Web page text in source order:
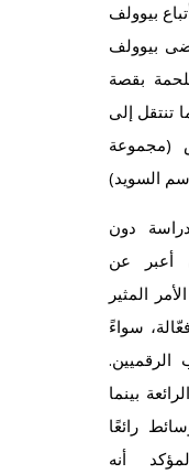
بيوولف
بيوولف
بقصة
تنتقل إلى
(مجموعة
دون
أعبر عن
المثير
سواءً
الرقميين.
بينما
رائعًا
أنه